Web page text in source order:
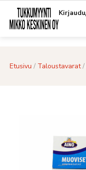
Kirjaudu
Etusivu / Taloustavarat/